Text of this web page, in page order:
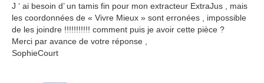
J ‘ ai besoin d’ un tamis fin pour mon extracteur ExtraJus , mais
les coordonnées de « Vivre Mieux » sont erronées , impossible
de les joindre !!!!!!!!!!! comment puis je avoir cette pièce ?
Merci par avance de votre réponse ,
SophieCourt